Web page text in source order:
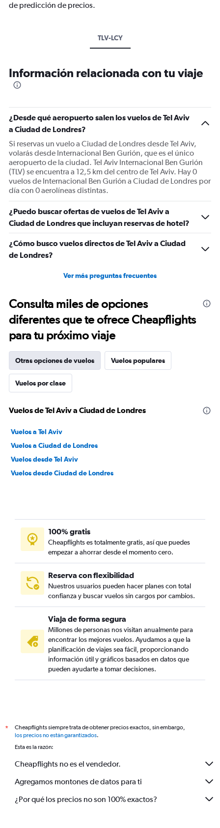
de predicción de precios.
TLV-LCY
Información relacionada con tu viaje
¿Desde qué aeropuerto salen los vuelos de Tel Aviv
a Ciudad de Londres?
Si reservas un vuelo a Ciudad de Londres desde Tel Aviv,
volarás desde Internacional Ben Gurión, que es el único
aeropuerto de la ciudad. Tel Aviv Internacional Ben Gurión
(TLV) se encuentra a 12,5 km del centro de Tel Aviv. Hay 0
vuelos de Internacional Ben Gurión a Ciudad de Londres por
día con 0 aerolíneas distintas.
¿Puedo buscar ofertas de vuelos de Tel Aviv a
Ciudad de Londres que incluyan reservas de hotel?
¿Cómo busco vuelos directos de Tel Aviv a Ciudad
de Londres?
Ver más preguntas frecuentes
Consulta miles de opciones
diferentes que te ofrece Cheapflights
para tu próximo viaje
Otras opciones de vuelos Vuelos populares
Vuelos por clase
Vuelos de Tel Aviv a Ciudad de Londres
Vuelos a Tel Aviv
Vuelos a Ciudad de Londres
Vuelos desde Tel Aviv
Vuelos desde Ciudad de Londres
100% gratis
Cheapflights es totalmente gratis, así que puedes
empezar a ahorrar desde el momento cero.
Reserva con flexibilidad
Nuestros usuarios pueden hacer planes con total
confianza y buscar vuelos sin cargos por cambios.
Viaja de forma segura
Millones de personas nos visitan anualmente para
encontrar los mejores vuelos. Ayudamos a que la
planificación de viajes sea fácil, proporcionando
información útil y gráficos basados en datos que
pueden ayudarte a tomar decisiones.
*
Cheapflights siempre trata de obtener precios exactos, sin embargo,
los precios no están garantizados.
Esta es la razón:
Cheapflights no es el vendedor.
Agregamos montones de datos para ti
¿Por qué los precios no son 100% exactos?